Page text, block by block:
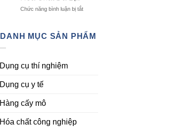
sinh
trưởng
Đủ
Hóa
Chất
Chức năng bình luận bị tắtở
đo
DANH MỤC SẢN PHẨM
Dụng cụ thí nghiệm
Dụng cụ y tế
Hàng cấy mô
Hóa chất công nghiệp